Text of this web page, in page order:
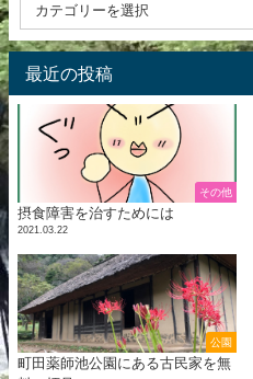
最近の投稿
その他
摂食障害を治すためには
2021.03.22
公園
町田薬師池公園にある古民家を無